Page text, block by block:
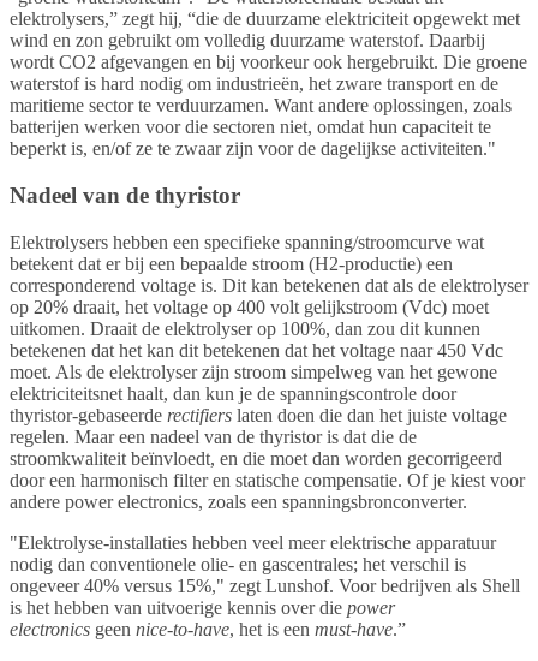
elektrolysers,” zegt hij, “die de duurzame elektriciteit opgewekt met
wind en zon gebruikt om volledig duurzame waterstof. Daarbij
wordt CO2 afgevangen en bij voorkeur ook hergebruikt. Die groene
waterstof is hard nodig om industrieën, het zware transport en de
maritieme sector te verduurzamen. Want andere oplossingen, zoals
batterijen werken voor die sectoren niet, omdat hun capaciteit te
beperkt is, en/of ze te zwaar zijn voor de dagelijkse activiteiten."
Nadeel van de thyristor
Elektrolysers hebben een specifieke spanning/stroomcurve wat
betekent dat er bij een bepaalde stroom (H2-productie) een
corresponderend voltage is. Dit kan betekenen dat als de elektrolyser
op 20% draait, het voltage op 400 volt gelijkstroom (Vdc) moet
uitkomen. Draait de elektrolyser op 100%, dan zou dit kunnen
betekenen dat het kan dit betekenen dat het voltage naar 450 Vdc
moet. Als de elektrolyser zijn stroom simpelweg van het gewone
elektriciteitsnet haalt, dan kun je de spanningscontrole door
thyristor-gebaseerde rectifiers laten doen die dan het juiste voltage
regelen. Maar een nadeel van de thyristor is dat die de
stroomkwaliteit beïnvloedt, en die moet dan worden gecorrigeerd
door een harmonisch filter en statische compensatie. Of je kiest voor
andere power electronics, zoals een spanningsbronconverter.
"Elektrolyse-installaties hebben veel meer elektrische apparatuur
nodig dan conventionele olie- en gascentrales; het verschil is
ongeveer 40% versus 15%," zegt Lunshof. Voor bedrijven als Shell
is het hebben van uitvoerige kennis over die power
electronics geen nice-to-have, het is een must-have.”